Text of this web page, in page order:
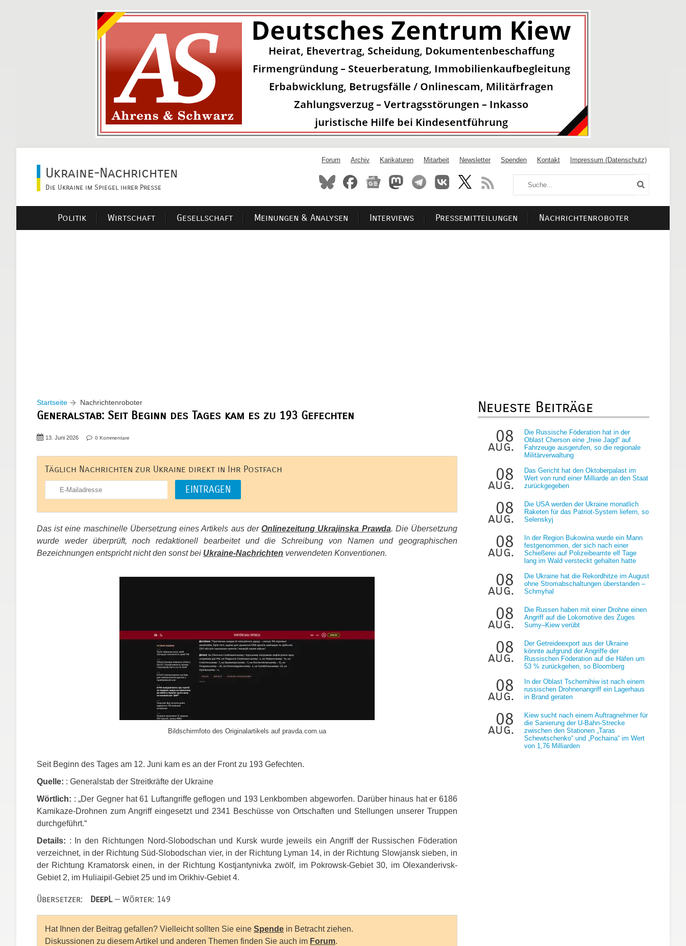
Ukraine-Nachrichten
Die Ukraine im Spiegel ihrer Presse
Forum Archiv Karikaturen Mitarbeit Newsletter Spenden Kontakt Impressum (Datenschutz)
Politik Wirtschaft Gesellschaft Meinungen & Analysen Interviews Pressemitteilungen Nachrichtenroboter
Startseite Nachrichtenroboter
Generalstab: Seit Beginn des Tages kam es zu 193 Gefechten
13. Juni 2026 0 Kommentare
Täglich Nachrichten zur Ukraine direkt in Ihr Postfach
Das ist eine maschinelle Übersetzung eines Artikels aus derOnlinezeitung Ukrajinska Prawda. Die Übersetzung
wurde weder überprüft, noch redaktionell bearbeitet und die Schreibung von Namen und geographischen
Bezeichnungen entspricht nicht den sonst bei Ukraine-Nachrichten verwendeten Konventionen.
Bildschirmfoto des Originalartikels auf pravda.com.ua
Seit Beginn des Tages am 12. Juni kam es an der Front zu 193 Gefechten.
Quelle: : Generalstab der Streitkräfte der Ukraine
Wörtlich: : „Der Gegner hat 61 Luftangriffe geflogen und 193 Lenkbomben abgeworfen. Darüber hinaus hat er 6186
Kamikaze-Drohnen zum Angriff eingesetzt und 2341 Beschüsse von Ortschaften und Stellungen unserer Truppen
durchgeführt.“
Details: : In den Richtungen Nord-Slobodschan und Kursk wurde jeweils ein Angriff der Russischen Föderation
verzeichnet, in der Richtung Süd-Slobodschan vier, in der Richtung Lyman 14, in der Richtung Slowjansk sieben, in
der Richtung Kramatorsk einen, in der Richtung Kostjantynivka zwölf, im Pokrowsk-Gebiet 30, im Olexanderivsk-
Gebiet 2, im Huliaipil-Gebiet 25 und im Orikhiv-Gebiet 4.
Übersetzer: DeepL— Wörter: 149
Hat Ihnen der Beitrag gefallen? Vielleicht sollten Sie eine Spende in Betracht ziehen.
Diskussionen zu diesem Artikel und anderen Themen finden Sie auch im Forum.
Neueste Beiträge
08
aug.
Die Russische Föderation hat in der
Oblast Cherson eine „freie Jagd“ auf
Fahrzeuge ausgerufen, so die regionale
Militärverwaltung
08
aug.
Das Gericht hat den Oktoberpalast im
Wert von rund einer Milliarde an den Staat
zurückgegeben
08
aug.
Die USA werden der Ukraine monatlich
Raketen für das Patriot-System liefern, so
Selenskyj
08
aug.
In der Region Bukowina wurde ein Mann
festgenommen, der sich nach einer
Schießerei auf Polizeibeamte elf Tage
lang im Wald versteckt gehalten hatte
08
aug.
Die Ukraine hat die Rekordhitze im August
ohne Stromabschaltungen überstanden –
Schmyhal
08
aug.
Die Russen haben mit einer Drohne einen
Angriff auf die Lokomotive des Zuges
Sumy–Kiew verübt
08
aug.
Der Getreideexport aus der Ukraine
könnte aufgrund der Angriffe der
Russischen Föderation auf die Häfen um
53 % zurückgehen, so Bloomberg
08
aug.
In der Oblast Tschernihiw ist nach einem
russischen Drohnenangriff ein Lagerhaus
in Brand geraten
08
aug.
Kiew sucht nach einem Auftragnehmer für
die Sanierung der U-Bahn-Strecke
zwischen den Stationen „Taras
Schewtschenko“ und „Pochaina“ im Wert
von 1,76 Milliarden